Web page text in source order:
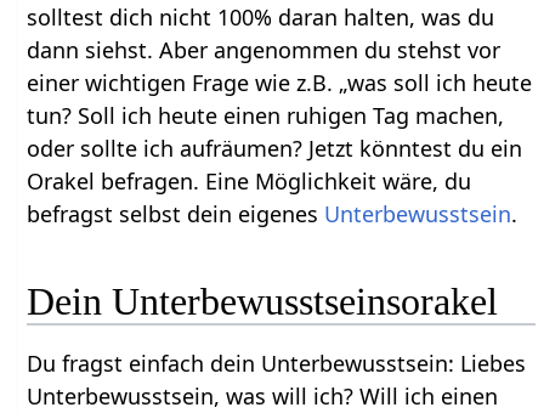
solltest dich nicht 100% daran halten, was du
dann siehst. Aber angenommen du stehst vor
einer wichtigen Frage wie z.B. „was soll ich heute
tun? Soll ich heute einen ruhigen Tag machen,
oder sollte ich aufräumen? Jetzt könntest du ein
Orakel befragen. Eine Möglichkeit wäre, du
befragst selbst dein eigenes Unterbewusstsein.
Dein Unterbewusstseinsorakel
Du fragst einfach dein Unterbewusstsein: Liebes
Unterbewusstsein, was will ich? Will ich einen